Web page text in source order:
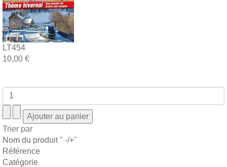
LT454
10,00 €
Trier par
Nom du produit " -/+"
Référence
Catégorie